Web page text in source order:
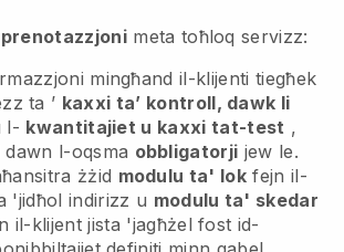
meta toħloq servizz:
mingħand il-klijenti tiegħek
ta ’ kaxxi ta’ kontroll, dawk li
l- kwantitajiet u kaxxi tat-test ,
dawn l-oqsma obbligatorji jew le.
żżid modulu ta' lokfejn il-
'jidħol indirizz u modulu ta' skedar
il-klijent jista 'jagħżel fost id-